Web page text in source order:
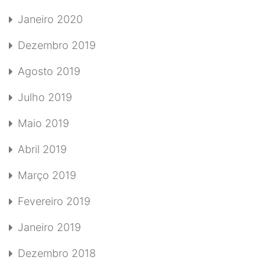
Janeiro 2020
Dezembro 2019
Agosto 2019
Julho 2019
Maio 2019
Abril 2019
Março 2019
Fevereiro 2019
Janeiro 2019
Dezembro 2018